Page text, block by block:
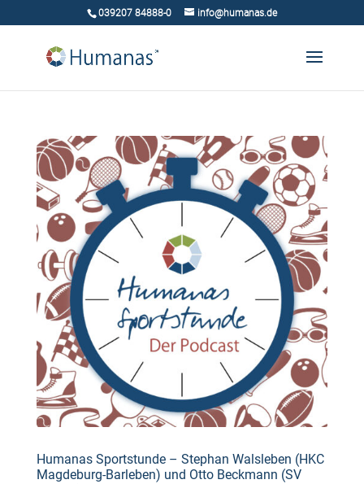
039207 84888-0 info@humanas.de
Humanas Sportstunde – Stephan Walsleben (HKC
Magdeburg-Barleben) und Otto Beckmann (SV